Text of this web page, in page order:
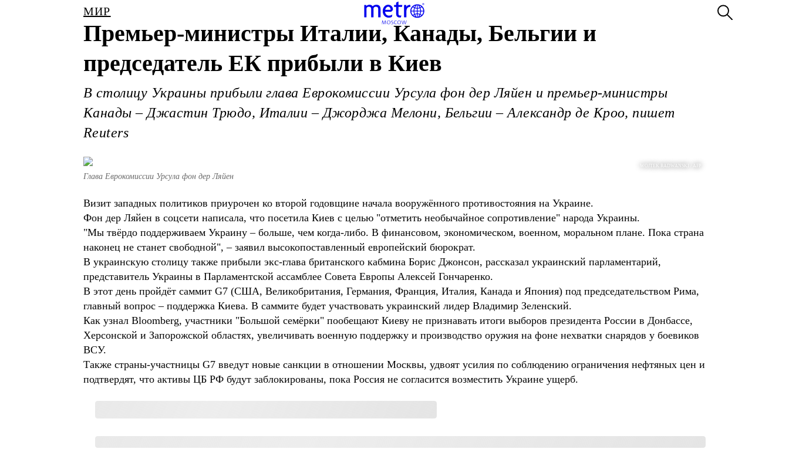
МИР
Премьер-министры Италии, Канады, Бельгии и
председатель ЕК прибыли в Киев
В столицу Украины прибыли глава Еврокомиссии Урсула фон дер Ляйен и премьер-министры
Канады – Джастин Трюдо, Италии – Джорджа Мелони, Бельгии – Александр де Кроо, пишет
Reuters
WOJTEK RADWANSKI / AFP
Глава Еврокомиссии Урсула фон дер Ляйен
Визит западных политиков приурочен ко второй годовщине начала вооружённого противостояния на Украине.
Фон дер Ляйен в соцсети написала, что посетила Киев с целью "отметить необычайное сопротивление" народа Украины.
"Мы твёрдо поддерживаем Украину – больше, чем когда-либо. В финансовом, экономическом, военном, моральном плане. Пока страна
наконец не станет свободной", – заявил высокопоставленный европейский бюрократ.
В украинскую столицу также прибыли экс-глава британского кабмина Борис Джонсон, рассказал украинский парламентарий,
представитель Украины в Парламентской ассамблее Совета Европы Алексей Гончаренко.
В этот день пройдёт саммит G7 (США, Великобритания, Германия, Франция, Италия, Канада и Япония) под председательством Рима,
главный вопрос – поддержка Киева. В саммите будет участвовать украинский лидер Владимир Зеленский.
Как узнал Bloomberg, участники "Большой семёрки" пообещают Киеву не признавать итоги выборов президента России в Донбассе,
Херсонской и Запорожской областях, увеличивать военную поддержку и производство оружия на фоне нехватки снарядов у боевиков
ВСУ.
Также страны-участницы G7 введут новые санкции в отношении Москвы, удвоят усилия по соблюдению ограничения нефтяных цен и
подтвердят, что активы ЦБ РФ будут заблокированы, пока Россия не согласится возместить Украине ущерб.